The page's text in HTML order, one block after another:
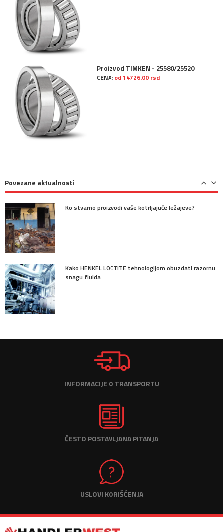
Proizvod TIMKEN - 25580/25520
CENA: od 14726.00 rsd
Povezane aktualnosti
Bačvasti ležajevi i bačvasti aksijalni ležajevi
Ko stvarno proizvodi vaše kotrljajuće ležajeve?
Kako HENKEL LOCTITE tehnologijom obuzdati razornu
snagu fluida
Dvokomponentni lepak - benefiti korišćenja
INFORMACIJE O TRANSPORTU
ČESTO POSTAVLJANA PITANJA
USLOVI KORIŠĆENJA